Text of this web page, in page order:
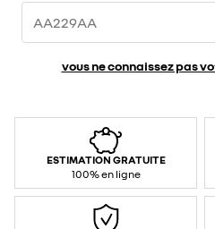
vous ne connaissez pas
ESTIMATION GRATUITE
100% en ligne